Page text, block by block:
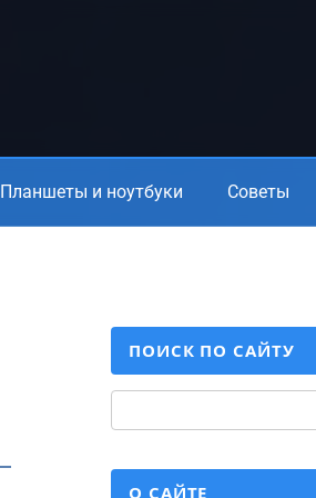
Планшеты и ноутбуки Советы
ПОИСК ПО САЙТУ
О САЙТЕ